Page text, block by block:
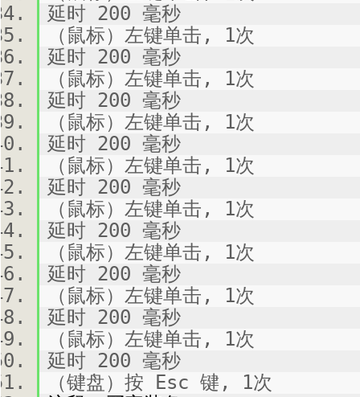
延时 200 毫秒
（鼠标）左键单击, 1次
延时 200 毫秒
（鼠标）左键单击, 1次
延时 200 毫秒
（鼠标）左键单击, 1次
延时 200 毫秒
（鼠标）左键单击, 1次
延时 200 毫秒
（鼠标）左键单击, 1次
延时 200 毫秒
（鼠标）左键单击, 1次
延时 200 毫秒
（鼠标）左键单击, 1次
延时 200 毫秒
（鼠标）左键单击, 1次
延时 200 毫秒
（键盘）按 Esc 键, 1次